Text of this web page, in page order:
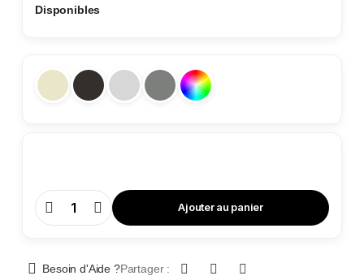
Disponibles
Armoire
Forte
Ajouter au panier
Besoin d'Aide ?Partager :